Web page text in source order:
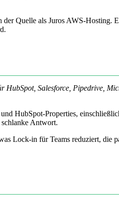
Quelle als Juros AWS-Hosting.
Salesforce, Pipedrive,
HubSpot-Properties,
Antwort.
Lock-in für Teams reduziert, die